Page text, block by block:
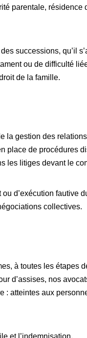
parentale, résidence
successions, qu’il
ou de difficulté
de la famille.
la gestion des
place de procédures
les litiges devant le
d’exécution fautive
collectives.
à toutes les étapes
d’assises, nos
: atteintes aux